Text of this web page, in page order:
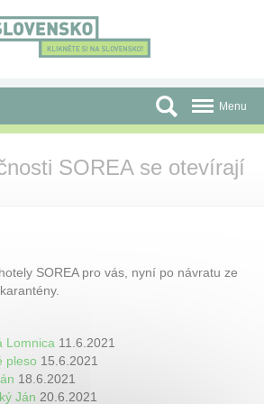
Menu
SOREA se otevírají
SOREA pro vás, nyní po návratu ze
Lomnica 11.6.2021
pleso 15.6.2021
18.6.2021
Ján 20.6.2021